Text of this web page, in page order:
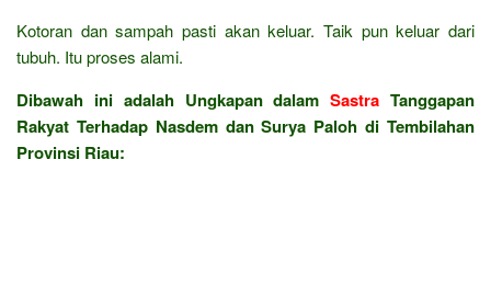
Kotoran dan sampah pasti akan keluar. Taik pun keluar dari
tubuh. Itu proses alami.
Dibawah ini adalah Ungkapan dalamSastra Tanggapan
Rakyat Terhadap Nasdem dan Surya Paloh di Tembilahan
Provinsi Riau: